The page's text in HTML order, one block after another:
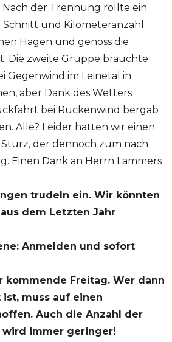
Nach der Trennung rollte ein
und Kilometeranzahl
Hagen und genoss die
Die zweite Gruppe brauchte
Gegenwind im Leinetal in
aber Dank des Wetters
bei Rückenwind bergab
Alle? Leider hatten wir einen
der dennoch zum nach
Einen Dank an Herrn Lammers
trudeln ein. Wir könnten
dem Letzten Jahr
Anmelden und sofort
kommende Freitag. Wer dann
muss auf einen
Auch die Anzahl der
wird immer geringer!